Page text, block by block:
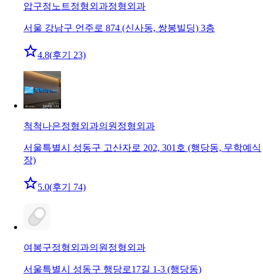
압구정노트정형외과정형외과
서울 강남구 언주로 874 (신사동, 쌍봉빌딩) 3층
4.8(후기 23)
척척나은정형외과의원 정형외과
서울특별시 성동구 고산자로 202, 301호 (행당동, 무학예식
장)
5.0(후기 74)
여봉구정형외과의원 정형외과
서울특별시 성동구 행당로17길 1-3 (행당동)